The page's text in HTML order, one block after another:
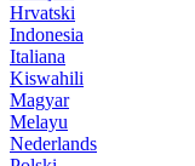
Hrvatski
Indonesia
Italiana
Kiswahili
Magyar
Melayu
Nederlands